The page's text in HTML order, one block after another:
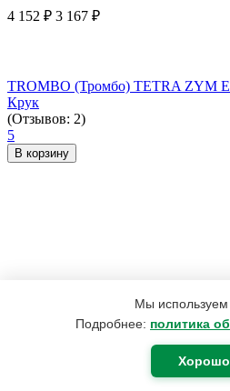
Мы используем
Подробнее: политика
Хорошо
4 152 ₽ 3 167 ₽
TROMBO (Тромбо) TETRA ZYM
Крук
(Отзывов: 2)
5
В корзину